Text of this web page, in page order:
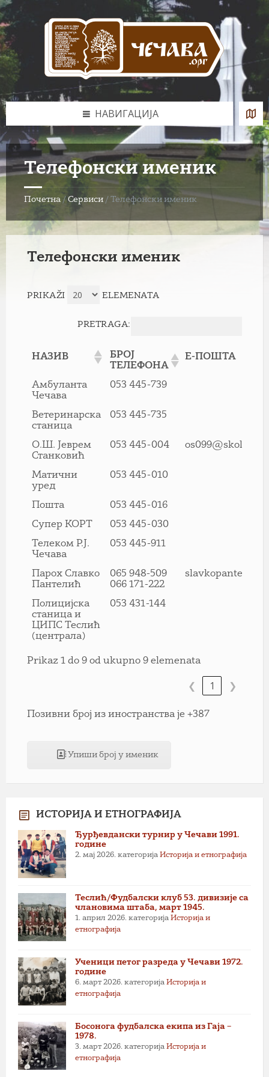
Skip
to
content
Skip
to
left
sidebar
Skip
to
footer
НАВИГАЦИЈА
Телефонски именик
Почетна /Сервиси / Телефонски именик
Телефонски именик
PRIKAŽI ELEMENATA
PRETRAGA:
НАЗИВ
БРОЈ
ТЕЛЕФОНА
E-ПОШТА
НАЗИВ
БРОЈ
Амбуланта
Чечава
053 445-739
Ветеринарска
станица
053 445-735
О.Ш. Јеврем
Станковић
053 445-004
Матични
уред
053 445-010
Пошта
053 445-016
Супер КОРТ
053 445-030
Телеком Р.Ј.
Чечава
053 445-911
Парох Славко
Пантелић
065 948-509
066 171-222
Полицијска
станица и
ЦИПС Теслић
(централа)
053 431-144
Prikaz 1 do 9 od ukupno 9 elemenata
❮ 1 ❯
Позивни број из иностранства је +387
Упиши број у именик
ИСТОРИЈА И ЕТНОГРАФИЈА
Ђурђевдански турнир у Чечави 1991.
године
2. мај 2026. категорија Историја и етнографија
Теслић/Фудбалски клуб 53. дивизије са
члановима штаба, март 1945.
1. април 2026. категорија Историја и
етнографија
Ученици петог разреда у Чечави 1972.
године
6. март 2026. категорија Историја и
етнографија
Босонога фудбалска екипа из Гаја –
1978.
3. март 2026. категорија Историја и
етнографија